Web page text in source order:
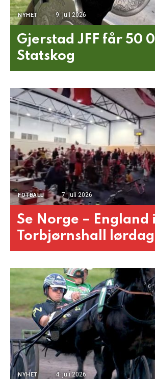
NYHET 9. juli 2026
Gjerstad JFF får 50
Statskog
FOTBALL 7. juli 2026
Se Norge – England i
Torbjørnshall
NYHET 4. juli 2026